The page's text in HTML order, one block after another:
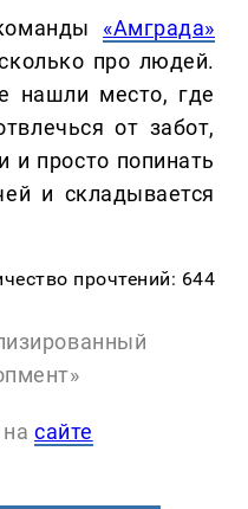
«Амграда»
про людей.
нашли место, где
от забот,
и просто попинать
и складывается
прочтений: 644
сайте